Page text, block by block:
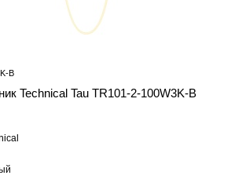
B
Technical Tau TR101-2-100W3K-B